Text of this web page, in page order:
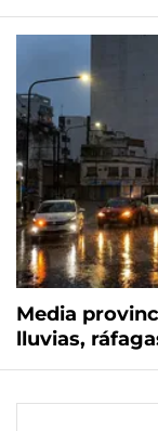
Media
lluvias,